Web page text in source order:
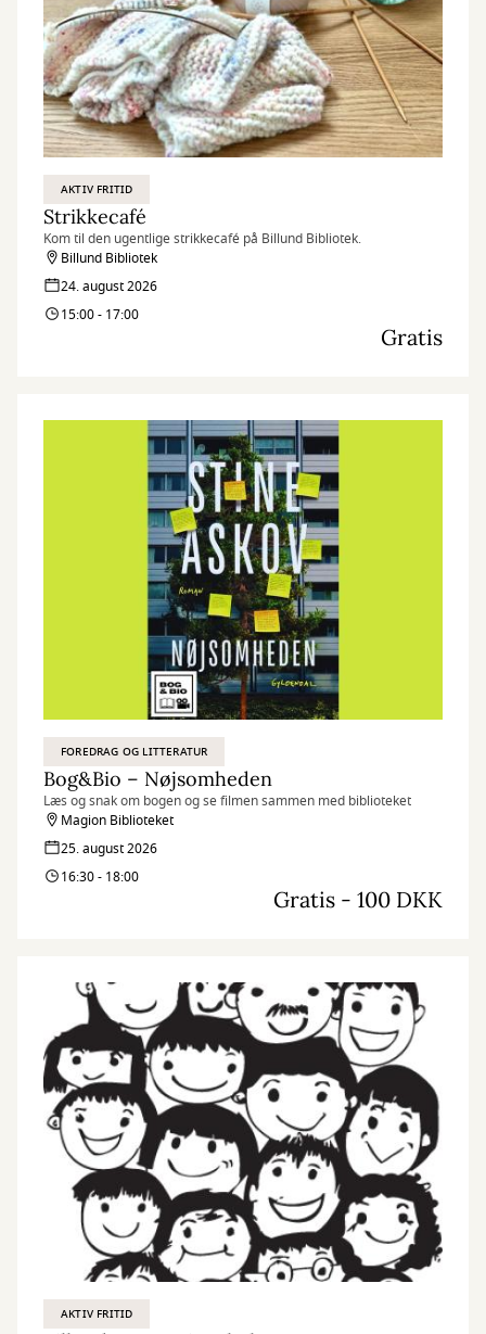
AKTIV FRITID
Strikkecafé
Kom til den ugentlige strikkecafé på Billund Bibliotek.
Billund Bibliotek
24. august 2026
15:00 - 17:00
Gratis
FOREDRAG OG LITTERATUR
Bog&Bio – Nøjsomheden
Læs og snak om bogen og se filmen sammen med biblioteket
Magion Biblioteket
25. august 2026
16:30 - 18:00
Gratis - 100 DKK
AKTIV FRITID